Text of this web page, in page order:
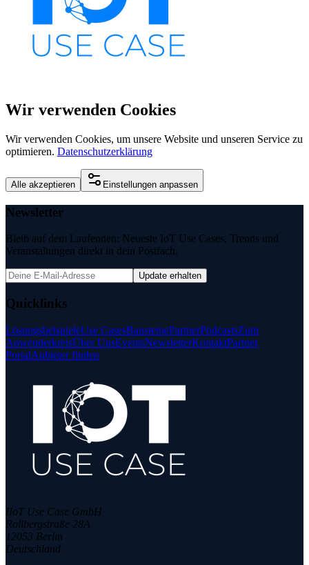
Wir verwenden Cookies
Wir verwenden Cookies, um unsere Website und unseren Service zu
optimieren. Datenschutzerklärung
Alle akzeptieren Einstellungen anpassen
Newsletter
Bleib auf dem Laufenden: Neueste IoT Use Cases, Trends und
Veranstaltungen direkt in dein Postfach.
Update erhalten
Quicklinks
LösungsbeispieleUse CasesBausteinePartnerPodcastsZum
AnwenderkreisÜber UnsEventsNewsletterKontaktPartner
PortalAnbieter finden
IIoT Use Case GmbH
Rollbergstraße 28A
12053 Berlin
Deutschland